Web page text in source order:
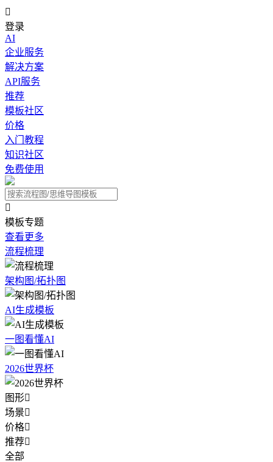

登录
AI
企业服务
解决方案
API服务
推荐
模板社区
价格
入门教程
知识社区
免费使用

模板专题
查看更多
流程梳理
架构图/拓扑图
AI生成模板
一图看懂AI
2026世界杯
图形
场景
价格
推荐
全部